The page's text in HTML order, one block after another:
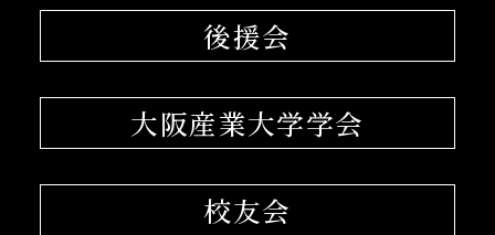
後援会
大阪産業大学学会
校友会